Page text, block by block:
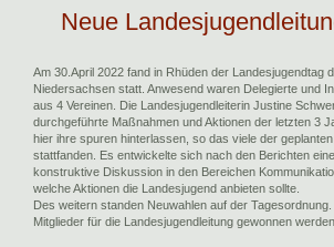
Neue
Am 30.April 2022 fand in Rhüden der Landesjugendtag
Niedersachsen statt. Anwesend waren Delegierte und
aus 4 Vereinen. Die Landesjugendleiterin Justine
durchgeführte Maßnahmen und Aktionen der letzten 3
hier ihre spuren hinterlassen, so das viele der
stattfanden. Es entwickelte sich nach den Berichten
konstruktive Diskussion in den Bereichen
welche Aktionen die Landesjugend anbieten sollte.
Des weitern standen Neuwahlen auf der
Mitglieder für die Landesjugendleitung gewonnen werden.